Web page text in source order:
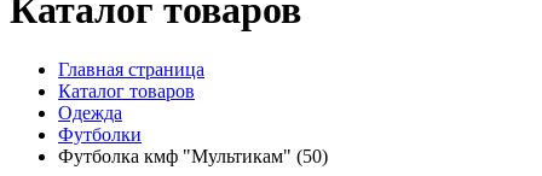
Каталог товаров
Главная страница
Каталог товаров
Одежда
Футболки
Футболка кмф "Мультикам" (50)